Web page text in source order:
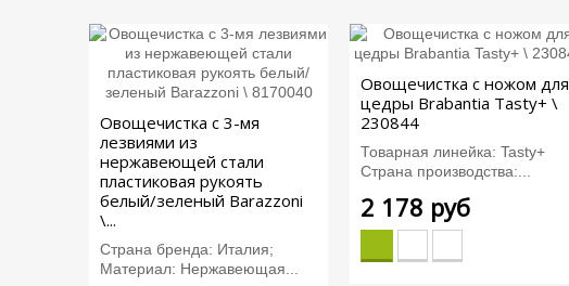
Овощечистка с 3-мя
лезвиями из
нержавеющей стали
пластиковая рукоять
белый/зеленый Barazzoni
\...
Страна бренда: Италия;
Материал: Нержавеющая...
Овощечистка с ножом для
цедры Brabantia Tasty+ \
230844
Товарная линейка: Tasty+
Страна производства:...
2 178 руб